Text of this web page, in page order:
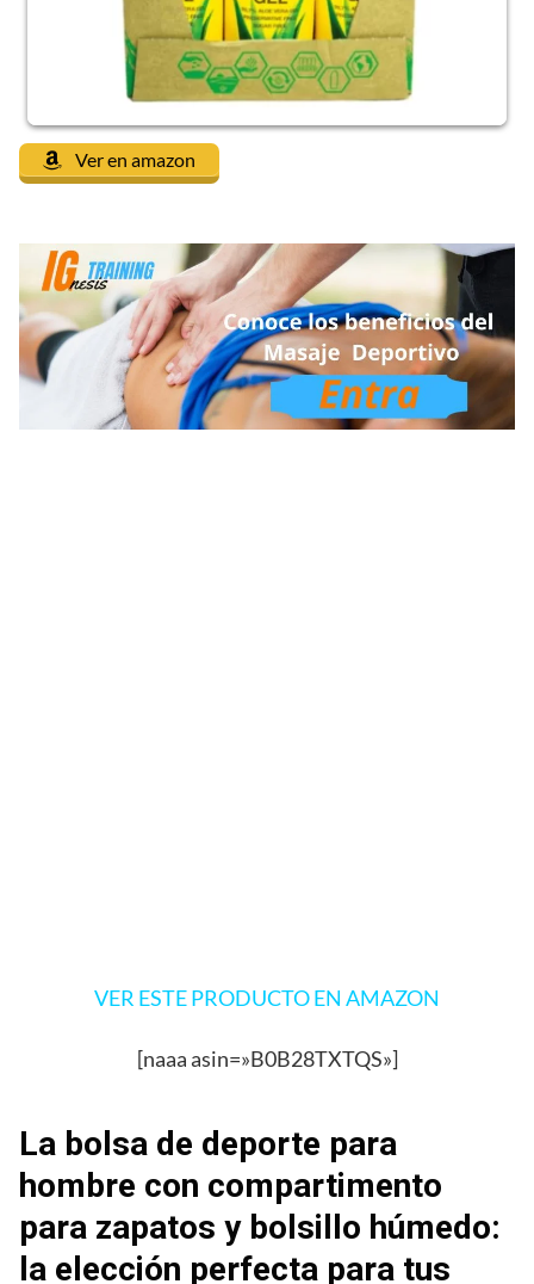
Ver en amazon
VER ESTE PRODUCTO EN AMAZON
[naaa asin=»B0B28TXTQS»]
La bolsa de deporte para
hombre con compartimento
para zapatos y bolsillo húmedo:
la elección perfecta para tus